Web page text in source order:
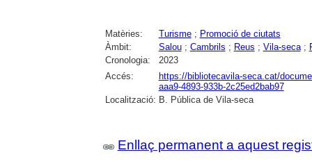
Matèries: Turisme; Promoció de ciutats
Àmbit:
Salou; Cambrils ; Reus ; Vila-seca;
Cronologia:
2023
Accés:
https://bibliotecavila-seca.cat/
aaa9-4893-933b-2c25ed2bab97
Localització: B. Pública de Vila-seca
Enllaç permanent a aquest